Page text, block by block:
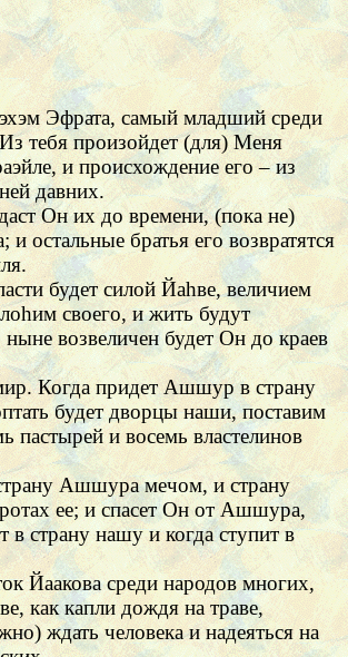
Эфрата, самый младший среди
тебя произойдет (для) Меня
и происхождение его – из
давних.
Он их до времени, (пока не)
остальные братья его возвратятся
будет силой Йаhве, величием
своего, и жить будут
возвеличен будет Он до краев
Когда придет Ашшур в страну
будет дворцы наши, поставим
пастырей и восемь властелинов
Ашшура мечом, и страну
ее; и спасет Он от Ашшура,
в страну нашу и когда ступит в
Йаакова среди народов многих,
как капли дождя на траве,
ждать человека и надеяться на